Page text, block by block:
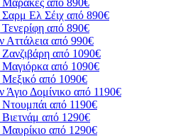
Ελ Σέιχ από 890€
από 890€
Αττάλεια από 990€
από 1090€
από 1090€
από 1090€
Δομίνικο από 1190€
από 1190€
από 1290€
από 1290€